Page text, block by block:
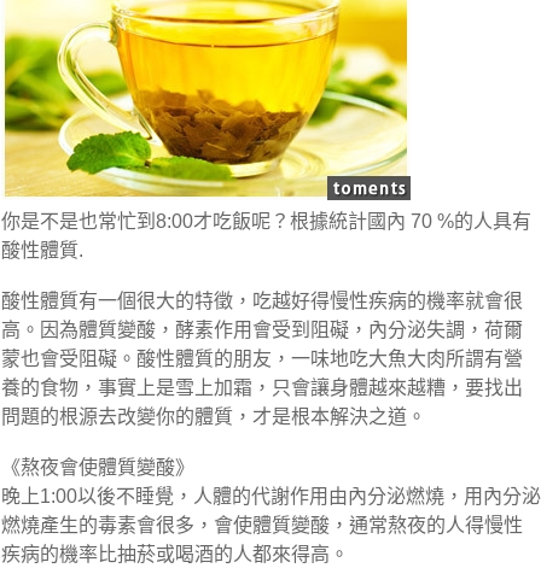
你是不是也常忙到8:00才吃飯呢？根據統計國內 70 %的人具有
酸性體質.
酸性體質有一個很大的特徵，吃越好得慢性疾病的機率就會很
高。因為體質變酸，酵素作用會受到阻礙，內分泌失調，荷爾
蒙也會受阻礙。酸性體質的朋友，一味地吃大魚大肉所謂有營
養的食物，事實上是雪上加霜，只會讓身體越來越糟，要找出
問題的根源去改變你的體質，才是根本解決之道。
《熬夜會使體質變酸》
晚上1:00以後不睡覺，人體的代謝作用由內分泌燃燒，用內分泌
燃燒產生的毒素會很多，會使體質變酸，通常熬夜的人得慢性
疾病的機率比抽菸或喝酒的人都來得高。